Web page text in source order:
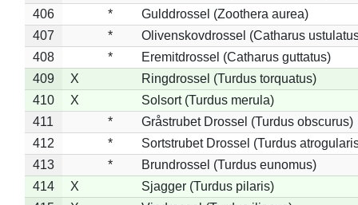
406
*
Gulddrossel (Zoothera aurea)
407
*
Olivenskovdrossel (Catharus
408
*
Eremitdrossel (Catharus guttatus)
409
X
Ringdrossel (Turdus torquatus)
410
X
Solsort (Turdus merula)
411
*
Gråstrubet Drossel (Turdus obscurus)
412
*
Sortstrubet Drossel (Turdus
413
*
Brundrossel (Turdus eunomus)
414
X
Sjagger (Turdus pilaris)